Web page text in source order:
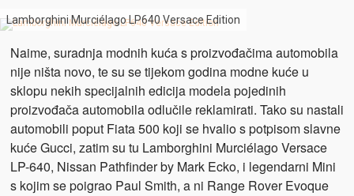
Lamborghini Murciélago LP640 Versace Edition
Naime, suradnja modnih kuća s proizvođačima automobila
nije ništa novo, te su se tijekom godina modne kuće u
sklopu nekih specijalnih edicija modela pojedinih
proizvođača automobila odlučile reklamirati. Tako su nastali
automobili poput Fiata 500 koji se hvalio s potpisom slavne
kuće Gucci, zatim su tu Lamborghini Murciélago Versace
LP-640, Nissan Pathfinder by Mark Ecko, i legendarni Mini
s kojim se poigrao Paul Smith, a ni Range Rover Evoque